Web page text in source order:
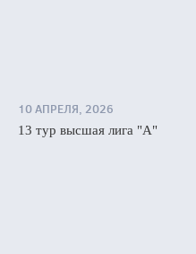
10 АПРЕЛЯ, 2026
13 тур высшая лига "А"